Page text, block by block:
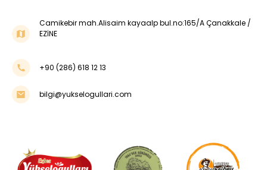
Camikebir mah.Alisaim kayaalp bul.no:165/A Çanakkale /
EZİNE
+90 (286) 618 12 13
bilgi@yukselogullari.com